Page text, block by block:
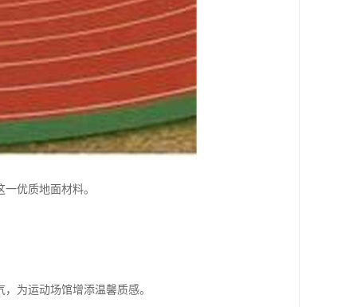
优质地面材料。
为运动场馆增添温馨质感。